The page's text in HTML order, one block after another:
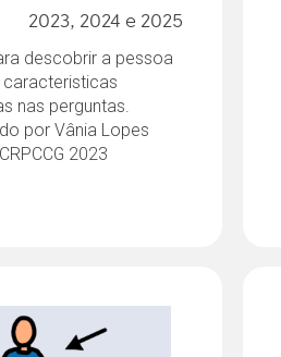
2023, 2024 e 2025
descobrir a pessoa
nas perguntas.
por Vânia Lopes
2023